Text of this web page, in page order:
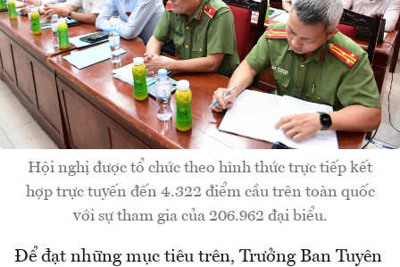
Hội nghị được tổ chức theo hình thức trực tiếp kết
hợp trực tuyến đến 4.322 điểm cầu trên toàn quốc
với sự tham gia của 206.962 đại biểu.
Để đạt những mục tiêu trên, Trưởng Ban Tuyên